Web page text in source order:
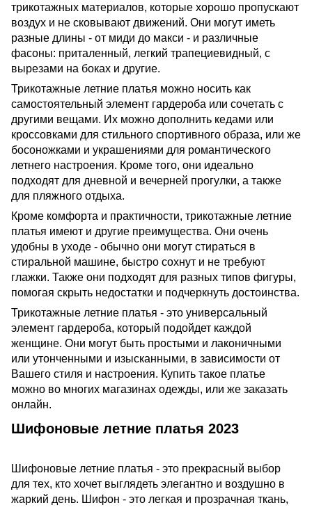
трикотажных материалов, которые хорошо пропускают
воздух и не сковывают движений. Они могут иметь
разные длины - от миди до макси - и различные
фасоны: приталенный, легкий трапециевидный, с
вырезами на боках и другие.
Трикотажные летние платья можно носить как
самостоятельный элемент гардероба или сочетать с
другими вещами. Их можно дополнить кедами или
кроссовками для стильного спортивного образа, или же
босоножками и украшениями для романтического
летнего настроения. Кроме того, они идеально
подходят для дневной и вечерней прогулки, а также
для пляжного отдыха.
Кроме комфорта и практичности, трикотажные летние
платья имеют и другие преимущества. Они очень
удобны в уходе - обычно они могут стираться в
стиральной машине, быстро сохнут и не требуют
глажки. Также они подходят для разных типов фигуры,
помогая скрыть недостатки и подчеркнуть достоинства.
Трикотажные летние платья - это универсальный
элемент гардероба, который подойдет каждой
женщине. Они могут быть простыми и лаконичными
или утонченными и изысканными, в зависимости от
Вашего стиля и настроения. Купить такое платье
можно во многих магазинах одежды, или же заказать
онлайн.
Шифоновые летние платья 2023
Шифоновые летние платья - это прекрасный выбор
для тех, кто хочет выглядеть элегантно и воздушно в
жаркий день. Шифон - это легкая и прозрачная ткань,